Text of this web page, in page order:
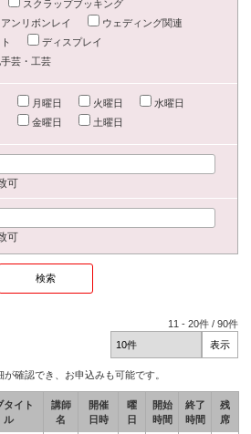
スクラップブッキング
ンリボンレイ
ウェディング関連
ディスプレイ
芸・工芸
月曜日 火曜日
水曜日
金曜日 土曜日
可
可
11 -20件 /90件
確認でき、お申込みも可能です。
タイト
ル
講師
名
開催
日時
曜
日
開始
時間
終了
時間
残
席